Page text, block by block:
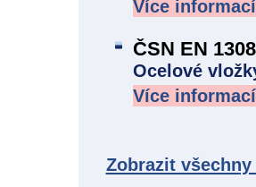
Více informací
ČSN EN
Ocelové
Více informací
Zobrazit